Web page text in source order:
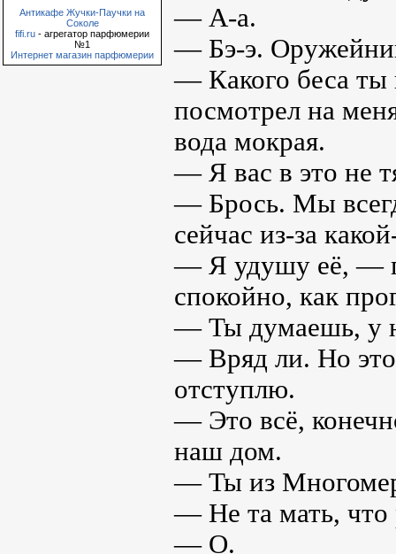
Антикафе Жучки-Паучки на
Соколе
fifi.ru - агрегатор парфюмерии
№1
Интернет магазин парфюмерии
— А-а.
— Бэ-э.
— Какого беса ты
посмотрел на
вода мокрая.
— Я вас в это не
— Брось. Мы
сейчас из-за
— Я удушу её, —
спокойно, как
— Ты думаешь, у
— Вряд ли. Но это
отступлю.
— Это всё,
наш дом.
— Ты из
— Не та мать, что
— О.